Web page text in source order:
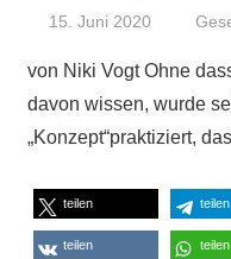
15. Juni 2020 Niki
von Niki Vogt Ohne
davon wissen, wurde
„Konzept“praktiziert,
teilen teilen
teilen teilen